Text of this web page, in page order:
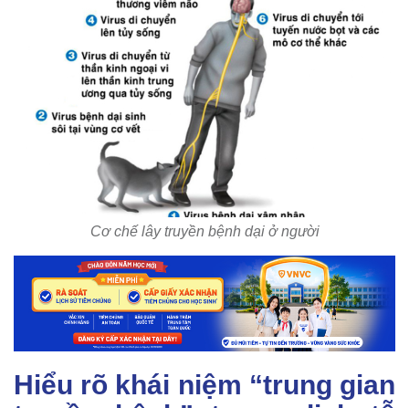
Cơ chế lây truyền bệnh dại ở người
Hiểu rõ khái niệm “trung gian